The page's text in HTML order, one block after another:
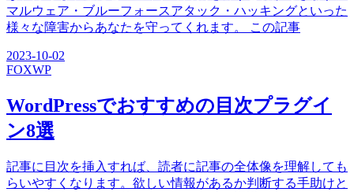
マルウェア・ブルーフォースアタック・ハッキングといった
様々な障害からあなたを守ってくれます。 この記事
2023-10-02
FOXWP
WordPressでおすすめの目次プラグイ
ン8選
記事に目次を挿入すれば、読者に記事の全体像を理解しても
らいやすくなります。欲しい情報があるか判断する手助けと